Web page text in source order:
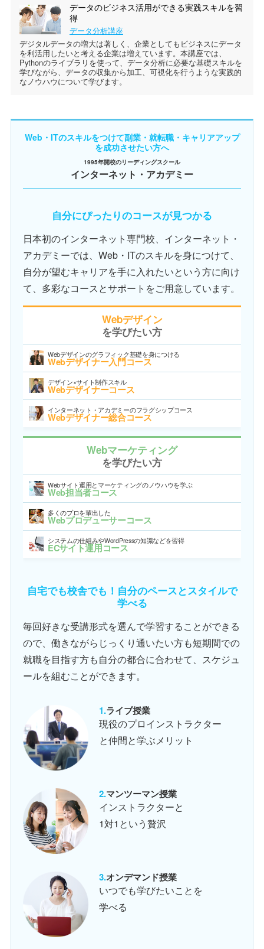
データのビジネス活用ができる実践スキルを習
得
データ分析講座
デジタルデータの増大は著しく、企業としてもビジネスにデータ
を利活用したいと考える企業は増えています。本講座では、
Pythonのライブラリを使って、データ分析に必要な基礎スキルを
学びながら、データの収集から加工、可視化を行うような実践的
なノウハウについて学びます。
Web・ITのスキルをつけて副業・就転職・キャリアアップ
を成功させたい方へ
1995年開校のリーディングスクール
インターネット・アカデミー
自分にぴったりのコースが見つかる
日本初のインターネット専門校、インターネット・
アカデミーでは、Web・ITのスキルを身につけて、
自分が望むキャリアを手に入れたいという方に向け
て、多彩なコースとサポートをご用意しています。
Webデザイン
を学びたい方
Webデザインのグラフィック基礎を身につける
Webデザイナー入門コース
デザイン×サイト制作スキル
Webデザイナーコース
インターネット・アカデミーのフラグシップコース
Webデザイナー総合コース
Webマーケティング
を学びたい方
Webサイト運用とマーケティングのノウハウを学ぶ
Web担当者コース
多くのプロを輩出した
Webプロデューサーコース
システムの仕組みやWordPressの知識などを習得
ECサイト運用コース
自宅でも校舎でも！自分のペースとスタイルで
学べる
毎回好きな受講形式を選んで学習することができる
ので、働きながらじっくり通いたい方も短期間での
就職を目指す方も自分の都合に合わせて、スケジュ
ールを組むことができます。
ライブ授業
現役のプロインストラクター
と仲間と学ぶメリット
マンツーマン授業
インストラクターと
1対1という贅沢
オンデマンド授業
いつでも学びたいことを
学べる